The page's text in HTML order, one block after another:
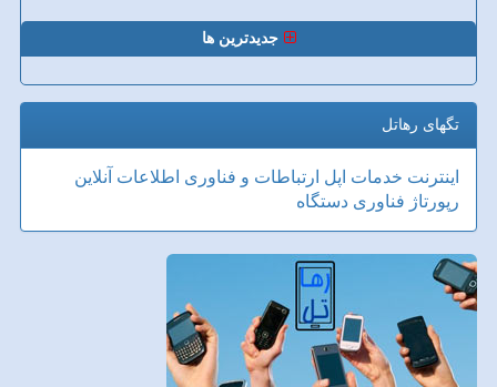
جدیدترین ها
تگهای رهاتل
اینترنت خدمات اپل ارتباطات و فناوری اطلاعات آنلاین
رپورتاژ فناوری دستگاه